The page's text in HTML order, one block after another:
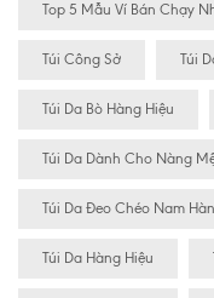
Top 5 Mẫu Ví Bán Chạy
Túi Công Sở Túi
Túi Da Bò Hàng Hiệu
Túi Da Dành Cho Nàng
Túi Da Đeo Chéo Nam
Túi Da Hàng Hiệu